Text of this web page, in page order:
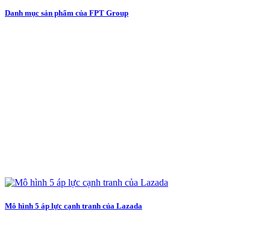
Danh mục sản phẩm của FPT Group
Mô hình 5 áp lực cạnh tranh của Lazada